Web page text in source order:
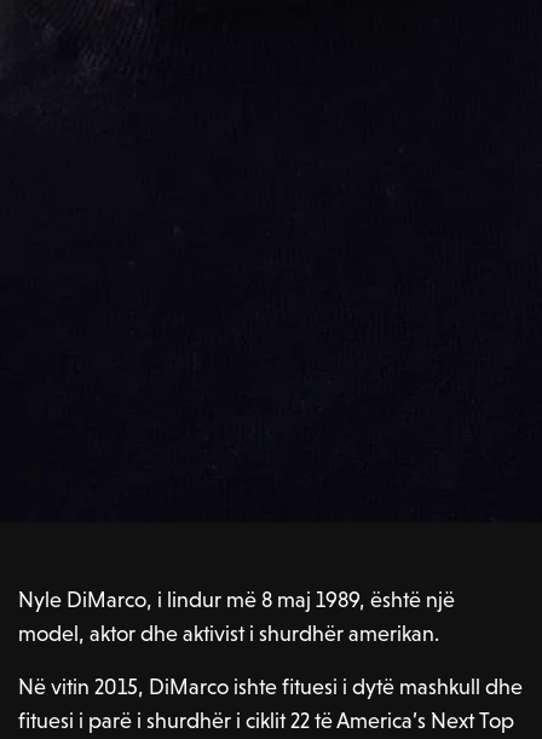
Nyle DiMarco, i lindur më 8 maj 1989, është një
model, aktor dhe aktivist i shurdhër amerikan.
Në vitin 2015, DiMarco ishte fituesi i dytë mashkull dhe
fituesi i parë i shurdhër i ciklit 22 të America’s Next Top